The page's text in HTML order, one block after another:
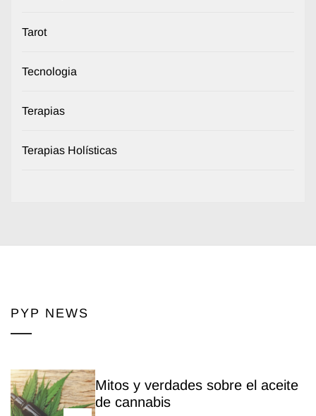
Tarot
Tecnologia
Terapias
Terapias Holísticas
PYP NEWS
Mitos y verdades sobre el aceite
de cannabis